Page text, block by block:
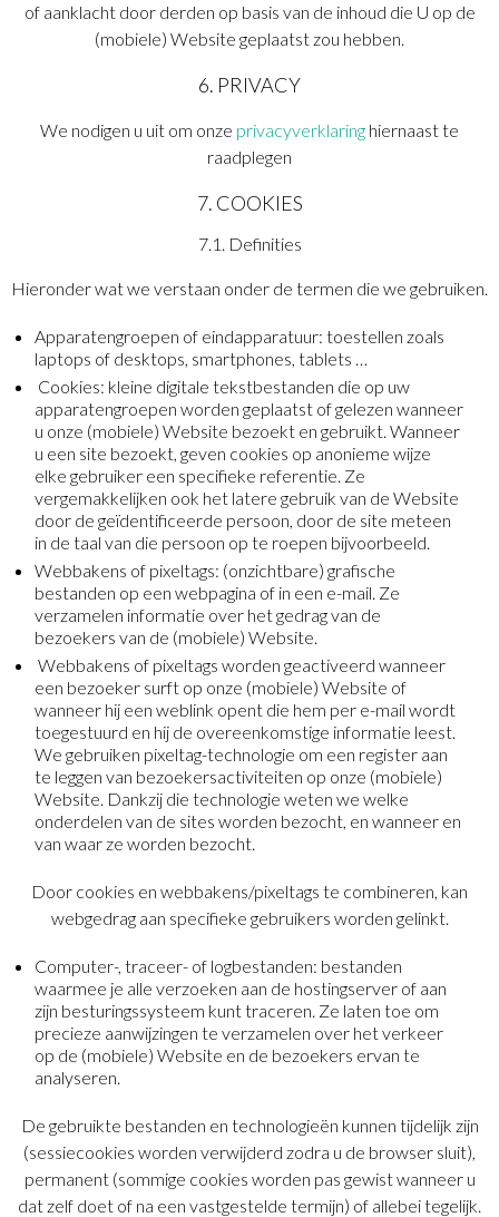
of aanklacht door derden op basis van de inhoud die U op de
(mobiele) Website geplaatst zou hebben.
6. PRIVACY
We nodigen u uit om onze privacyverklaring hiernaast te
raadplegen
7. COOKIES
7.1. Definities
Hieronder wat we verstaan onder de termen die we gebruiken.
Apparatengroepen of eindapparatuur: toestellen zoals
laptops of desktops, smartphones, tablets …
Cookies: kleine digitale tekstbestanden die op uw
apparatengroepen worden geplaatst of gelezen wanneer
u onze (mobiele) Website bezoekt en gebruikt. Wanneer
u een site bezoekt, geven cookies op anonieme wijze
elke gebruiker een specifieke referentie. Ze
vergemakkelijken ook het latere gebruik van de Website
door de geïdentificeerde persoon, door de site meteen
in de taal van die persoon op te roepen bijvoorbeeld.
Webbakens of pixeltags: (onzichtbare) grafische
bestanden op een webpagina of in een e-mail. Ze
verzamelen informatie over het gedrag van de
bezoekers van de (mobiele) Website.
Webbakens of pixeltags worden geactiveerd wanneer
een bezoeker surft op onze (mobiele) Website of
wanneer hij een weblink opent die hem per e-mail wordt
toegestuurd en hij de overeenkomstige informatie leest.
We gebruiken pixeltag-technologie om een register aan
te leggen van bezoekersactiviteiten op onze (mobiele)
Website. Dankzij die technologie weten we welke
onderdelen van de sites worden bezocht, en wanneer en
van waar ze worden bezocht.
Door cookies en webbakens/pixeltags te combineren, kan
webgedrag aan specifieke gebruikers worden gelinkt.
Computer-, traceer- of logbestanden: bestanden
waarmee je alle verzoeken aan de hostingserver of aan
zijn besturingssysteem kunt traceren. Ze laten toe om
precieze aanwijzingen te verzamelen over het verkeer
op de (mobiele) Website en de bezoekers ervan te
analyseren.
De gebruikte bestanden en technologieën kunnen tijdelijk zijn
(sessiecookies worden verwijderd zodra u de browser sluit),
permanent (sommige cookies worden pas gewist wanneer u
dat zelf doet of na een vastgestelde termijn) of allebei tegelijk.